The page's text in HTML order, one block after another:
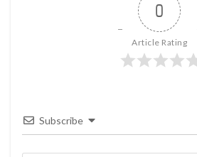
0
Article Rating
Subscribe